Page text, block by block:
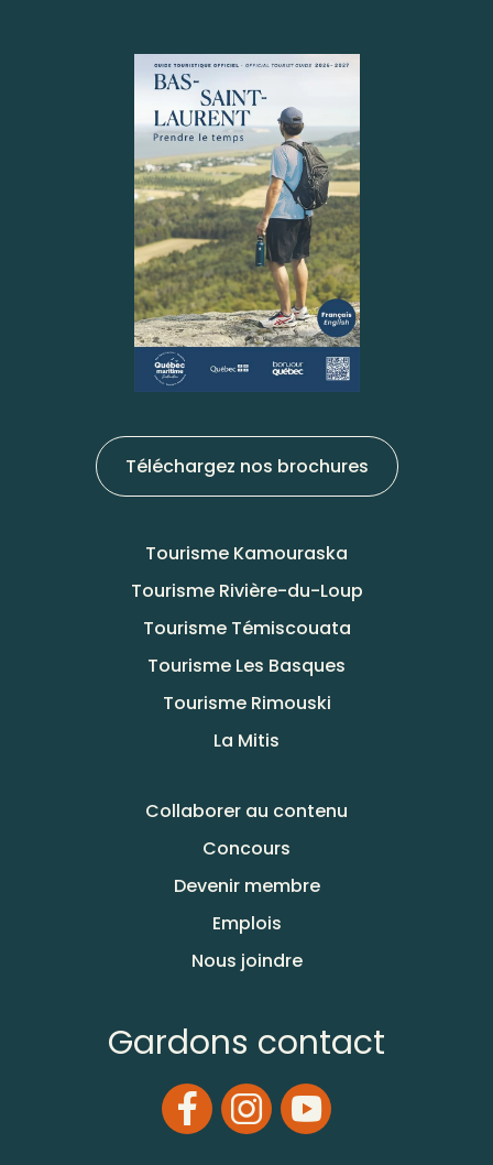
Téléchargez nos brochures
Tourisme Kamouraska
Tourisme Rivière-du-Loup
Tourisme Témiscouata
Tourisme Les Basques
Tourisme Rimouski
La Mitis
Collaborer au contenu
Concours
Devenir membre
Emplois
Nous joindre
Gardons contact